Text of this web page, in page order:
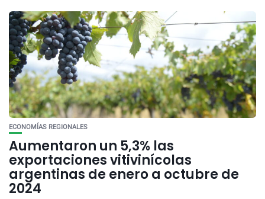
ECONOMÍAS REGIONALES
Aumentaron un 5,3% las
exportaciones vitivinícolas
argentinas de enero a octubre de
2024